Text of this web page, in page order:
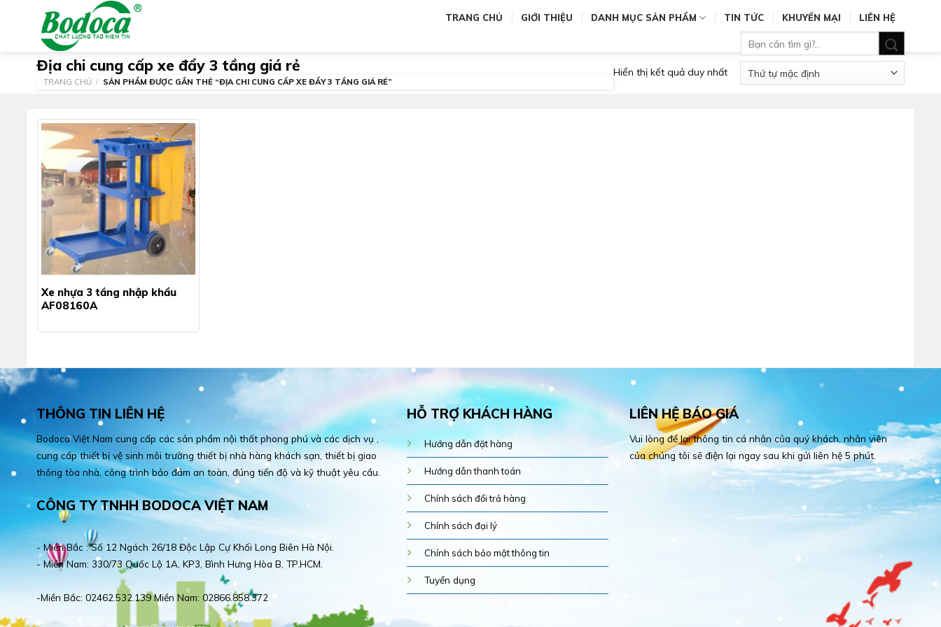
TRANG CHỦ GIỚI THIỆU DANH MỤC SẢN PHẨM TIN TỨC KHUYẾN MẠI
LIÊN HỆ
kiếm:
Địa chi cung cấp xe đẩy 3 tầng giá rẻ
TRANG CHỦ / SẢN PHẨM ĐƯỢC GẮN THẺ “ĐỊA CHI CUNG CẤP XE ĐẨY 3 TẦNG GIÁ RẺ”
Hiển thị kết quả duy nhất
Xe nhựa 3 tầng nhập khẩu
AF08160A
THÔNG TIN LIÊN HỆ
Bodoca Việt Nam cung cấp các sản phẩm nội thất phong phú và các dịch vụ ,
cung cấp thiết bị vệ sinh môi trường thiết bị nhà hàng khách sạn, thiết bị giao
thông tòa nhà, công trình bảo đảm an toàn, đúng tiến độ và kỹ thuật yêu cầu.
CÔNG TY TNHH BODOCA VIỆT NAM
- Miền Bắc : Số 12 Ngách 26/18 Độc Lập Cự Khối Long Biên Hà Nội.
- Miền Nam: 330/73 Quốc Lộ 1A, KP3, Bình Hưng Hòa B, TP.HCM.
-Miền Bắc: 02462.532.139 Miền Nam: 02866.858.372
HỖ TRỢ KHÁCH HÀNG
Hướng dẫn đặt hàng
Hướng dẫn thanh toán
Chính sách đổi trả hàng
Chính sách đại lý
Chính sách bảo mật thông tin
Tuyển dụng
LIÊN HỆ BÁO GIÁ
Vui lòng để lại thông tin cá nhân của quý khách, nhân viên
của chúng tôi sẽ điện lại ngay sau khi gửi liên hệ 5 phút.
[contact-form-7 id="352"]